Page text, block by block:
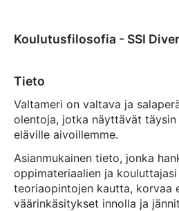
Koulutusfilosofia - SSI
Tieto
Valtameri on valtava ja
olentoja, jotka näyttävät täysin
eläville aivoillemme.
Asianmukainen tieto, jonka
oppimateriaalien ja
teoriaopintojen kautta, korvaa
väärinkäsitykset innolla ja